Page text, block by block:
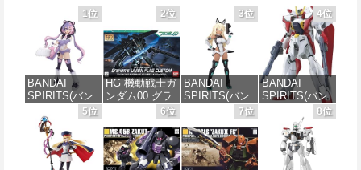
1位
BANDAI
SPIRITS(バン
ダイ スピリッ
ツ) 30MS SIS-
J00 メルンジ
ャ[カラーA] 色
分け済みプラ
2位
HG 機動戦士ガ
ンダム00 グラ
ハム専用ユニ
オンフラッグ
カスタム 1/144
スケール 色分
け済みプラモ
3位
BANDAI
SPIRITS(バン
ダイスピリッ
ツ) 30MS SIS-
H00 セスティ
エ[カラーC] 色
分け済みプラ
4位
BANDAI
SPIRITS(バン
ダイ スピリッ
ツ) HGAW 機
動新世紀ガン
ダムX ガンダ
ムエアマスタ
5位 6位 7位 8位